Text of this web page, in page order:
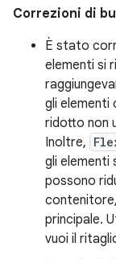
Correzioni di
È stato
elementi si
gli elementi
ridotto non
Inoltre,
gli elementi
possono
principale.
vuoi il